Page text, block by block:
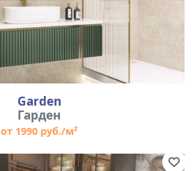
Garden
Гарден
от 1990 руб./м²